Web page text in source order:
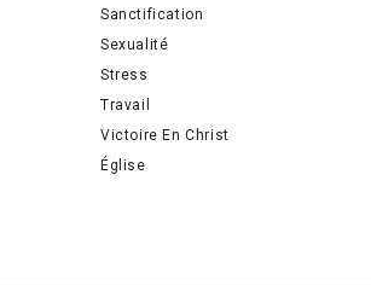
Sanctification
Sexualité
Stress
Travail
Victoire En Christ
Église